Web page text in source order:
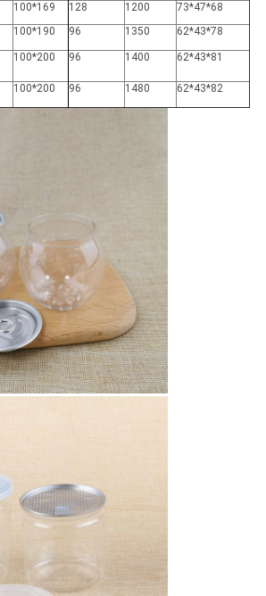
100*169 128 1200
73*47*68
100*190 96 1350 62*43*78
100*200 96 1400 62*43*81
100*200 96 1480 62*43*82